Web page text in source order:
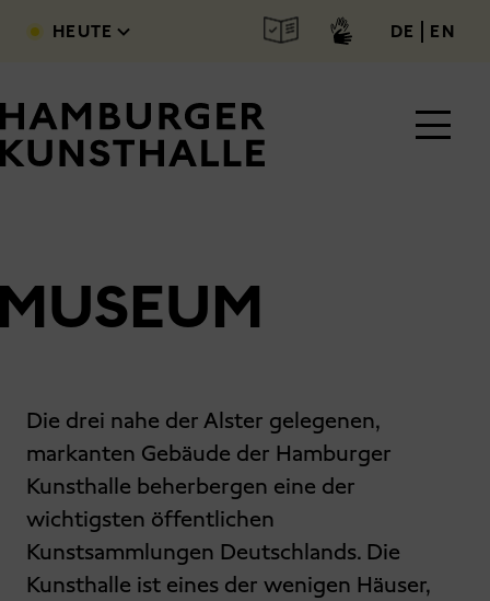
Direkt zum Inhalt
HEUTE DE deutsch
EN
Main Content
Die drei nahe der Alster gelegenen,
markanten Gebäude der Hamburger
Kunsthalle beherbergen eine der
wichtigsten öffentlichen
Kunstsammlungen Deutschlands. Die
Kunsthalle ist eines der wenigen Häuser,